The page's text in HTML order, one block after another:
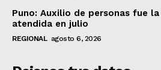
Puno: Auxilio de personas fue
atendida en julio
REGIONAL agosto 6, 2026